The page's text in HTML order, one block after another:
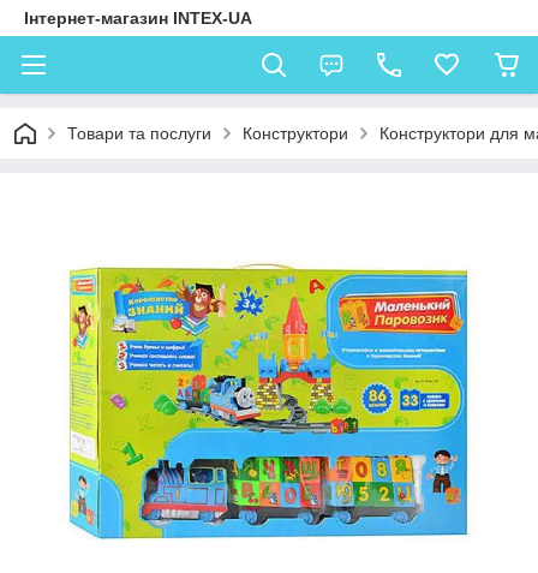
Інтернет-магазин INTEX-UA
Товари та послуги Конструктори Конструктори для